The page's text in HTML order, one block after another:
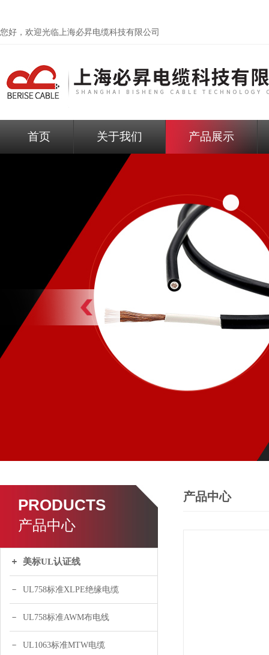
您好，欢迎光临上海必昇电缆科技有限公司
首页 关于我们 产品展示
PRODUCTS
产品中心
美标UL认证线
UL758标准XLPE绝缘电缆
UL758标准AWM布电线
UL1063标准MTW电缆
产品中心